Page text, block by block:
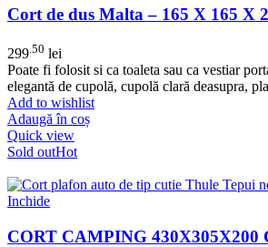
Cort de dus Malta – 165 X 165 X
299 .50 lei
Poate fi folosit si ca toaleta sau ca vestiar
elegantă de cupolă, cupolă clară deasupra,
Add to wishlist
Adaugă în coș
Quick view
Sold outHot
Inchide
CORT CAMPING 430X305X200